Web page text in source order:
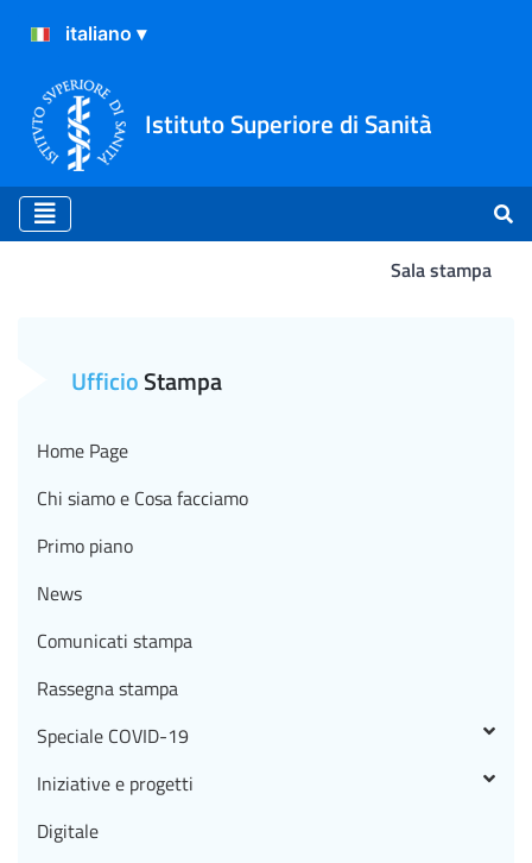
Istituto Superiore di Sanità
Sala stampa
UfficioStampa
Home Page
Chi siamo e Cosa facciamo
Primo piano
News
Comunicati stampa
Rassegna stampa
Speciale COVID-19
Iniziative e progetti
Digitale